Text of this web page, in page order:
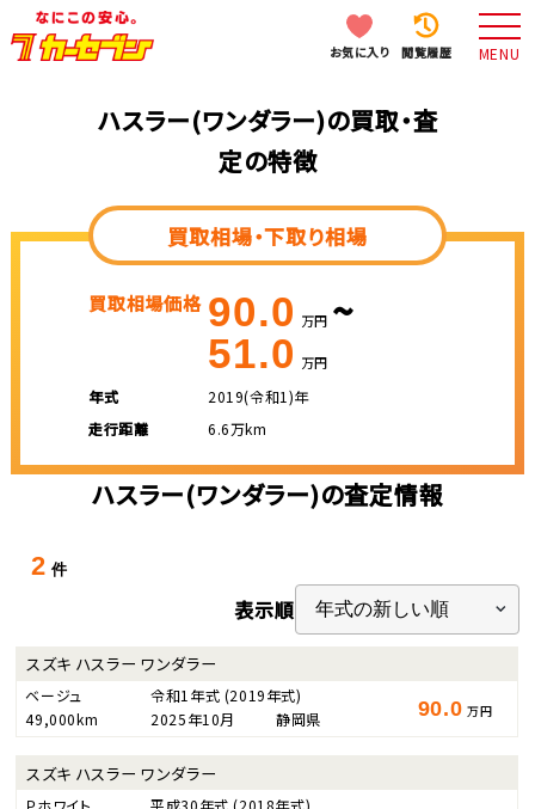
お気に入り 閲覧履歴 MENU
ハスラー(ワンダラー)の買取・査
定の特徴
買取相場・下取り相場
買取相場価格 90.0 万円 ~
51.0 万円
年式
2019(令和1)年
走行距離
6.6万km
ハスラー(ワンダラー)の査定情報
2 件
表示順
スズキ ハスラー ワンダラー
ベージュ 令和1年式 (2019年式)
49,000km
2025年10月 静岡県 90.0 万円
スズキ ハスラー ワンダラー
Ｐホワイト 平成30年式(2018年式)